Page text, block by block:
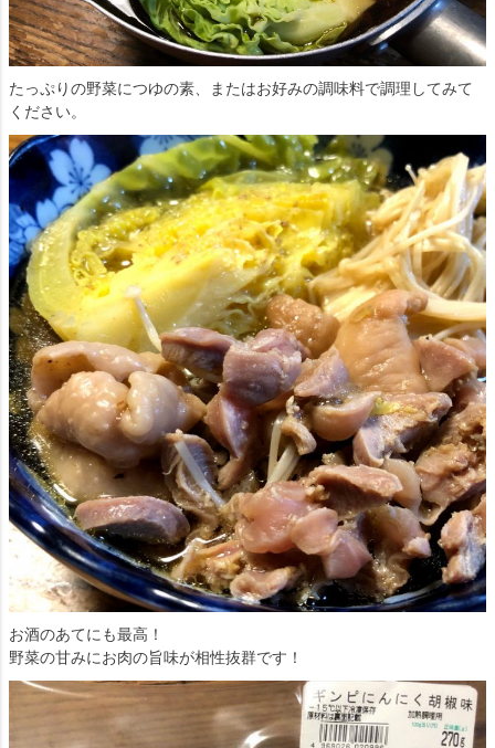
たっぷりの野菜につゆの素、またはお好みの調味料で調理してみて
ください。
お酒のあてにも最高！
野菜の甘みにお肉の旨味が相性抜群です！